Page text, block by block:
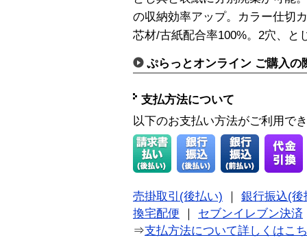
の収納効率アップ。カラー仕切
芯材/古紙配合率100%。2穴、と
ぷらっとオンライン ご購入の
支払方法について
以下のお支払い方法がご利用で
売掛取引(後払い)
銀行振込(後
換宅配便
セブンイレブン決済
⇒支払方法について詳しくはこ